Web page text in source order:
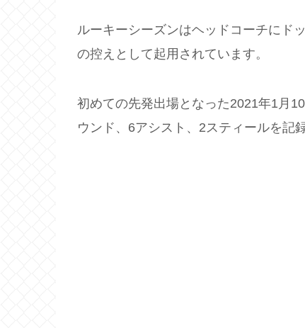
ルーキーシーズンはヘッドコーチにド
の控えとして起用されています。
初めての先発出場となった2021年1月
ウンド、6アシスト、2スティールを記